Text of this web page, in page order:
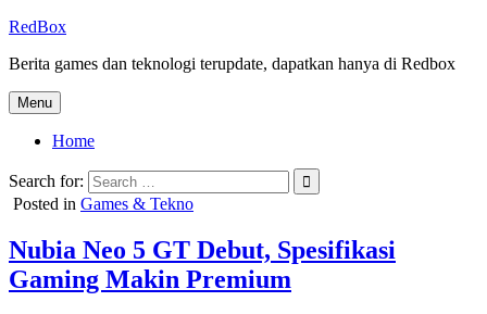
Skip
content
RedBox
Berita games dan teknologi terupdate, dapatkan hanya di Redbox
Menu
Home
Search for:
Posted in Games & Tekno
Nubia Neo 5 GT Debut, Spesifikasi
Gaming Makin Premium